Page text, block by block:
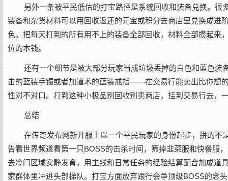
另外一条被平民低估的打宝路径是系统回收和装备兑换。
装备和杂货材料可以用回收返还的元宝或积分去商店里兑换成进
色。把每天打到的所有用不上的装备全部回收，材料全部攒起来
位的本钱。
还有一个细节是被大部分玩家当成垃圾丢掉的白色和蓝色
击的蓝装手镯或者加道术的蓝装戒指——在交易行能卖出比你想
性对不对口。打到这种小极品别回收别卖商店，挂到交易行去，
总结
在‌传奇发布网新开服‌上以一个平民玩家的身份起步，拼的
告看世界频道看第一只BOSS的击杀时间，筛掉韭菜服和快餐服
去冷门区域安静发育，用主线和日常任务的经验结算配合加成道
家群体里冲进头部梯队。打宝方面放弃跟行会争顶级BOSS的念